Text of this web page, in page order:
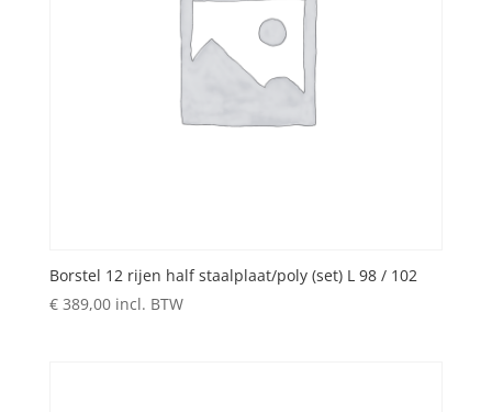
Borstel 12 rijen half staalplaat/poly (set) L 98 / 102
€389,00 incl. BTW